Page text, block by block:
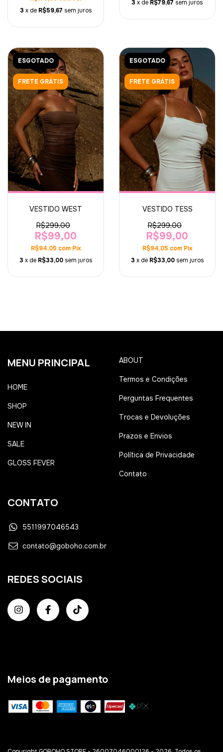
3 x de R$59,67 sem juros
3 x de R$79,67 sem juros
ESGOTADO
FRETE GRÁTIS
VESTIDO WEST
R$299,00
R$99,00
R$94,05 com Pix
3 x de R$33,00 sem juros
ESGOTADO
FRETE GRÁTIS
VESTIDO TESS
R$299,00
R$99,00
R$94,05 com Pix
3 x de R$33,00 sem juros
MENU PRINCIPAL
HOME
SHOP
NEW IN
SALE
GLOSS FEVER
ABOUT
Termos e Condições
Perguntas Frequentes
Trocas e Devoluções
Prazos e Envios
Política de Privacidade
Contato
CONTATO
5511997046543
contato@goboho.com.br
REDES SOCIAIS
Meios de pagamento